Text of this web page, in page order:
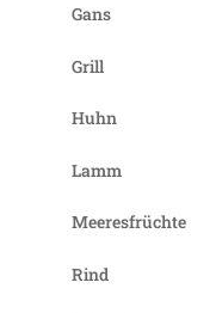
Gans
Grill
Huhn
Lamm
Meeresfrüchte
Rind